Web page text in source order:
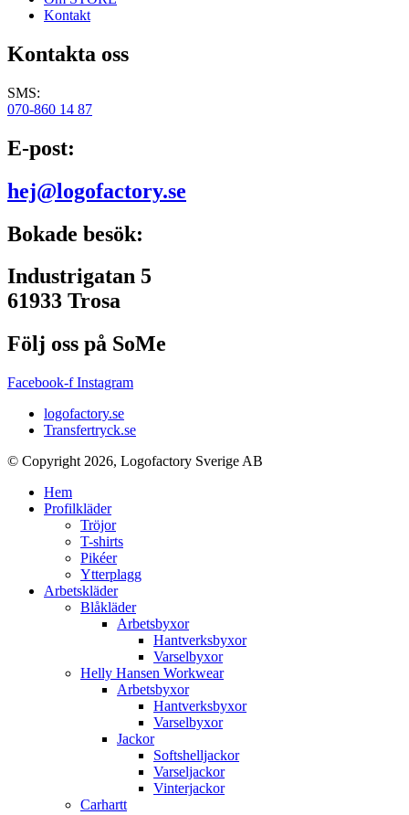
Kontakt
Kontakta oss
SMS:
070-860 14 87
E-post:
hej@logofactory.se
Bokade besök:
Industrigatan 5
61933 Trosa
Följ oss på SoMe
Facebook-f Instagram
logofactory.se
Transfertryck.se
© Copyright 2026, Logofactory Sverige AB
Hem
Profilkläder
Tröjor
T-shirts
Pikéer
Ytterplagg
Arbetskläder
Blåkläder
Arbetsbyxor
Hantverksbyxor
Varselbyxor
Helly Hansen Workwear
Arbetsbyxor
Hantverksbyxor
Varselbyxor
Jackor
Softshelljackor
Varseljackor
Vinterjackor
Carhartt